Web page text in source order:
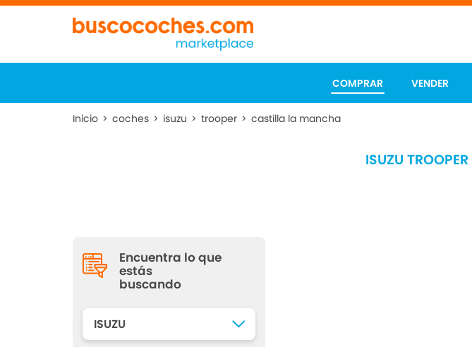
COMPRAR VENDER
Inicio > coches > isuzu > trooper > castilla la mancha
ISUZU TROOPER
Encuentra lo que
estás
buscando